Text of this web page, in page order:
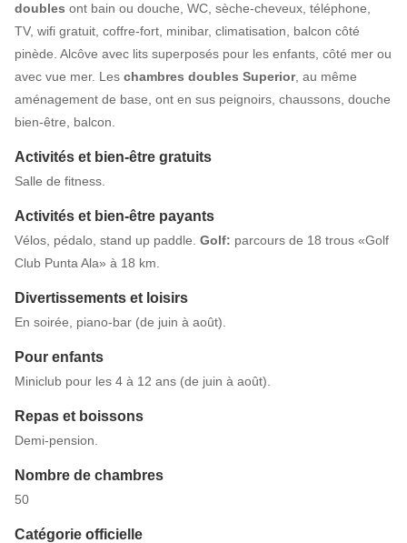
doubles ont bain ou douche, WC, sèche-cheveux, téléphone,
TV, wifi gratuit, coffre-fort, minibar, climatisation, balcon côté
pinède. Alcôve avec lits superposés pour les enfants, côté mer ou
avec vue mer. Les chambres doubles Superior, au même
aménagement de base, ont en sus peignoirs, chaussons, douche
bien-être, balcon.
Activités et bien-être gratuits
Salle de fitness.
Activités et bien-être payants
Vélos, pédalo, stand up paddle. Golf: parcours de 18 trous «Golf
Club Punta Ala» à 18 km.
Divertissements et loisirs
En soirée, piano-bar (de juin à août).
Pour enfants
Miniclub pour les 4 à 12 ans (de juin à août).
Repas et boissons
Demi-pension.
Nombre de chambres
50
Catégorie officielle